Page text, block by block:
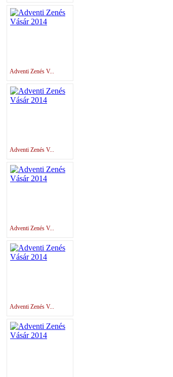
Adventi Zenés V...
Adventi Zenés V...
Adventi Zenés V...
Adventi Zenés V...